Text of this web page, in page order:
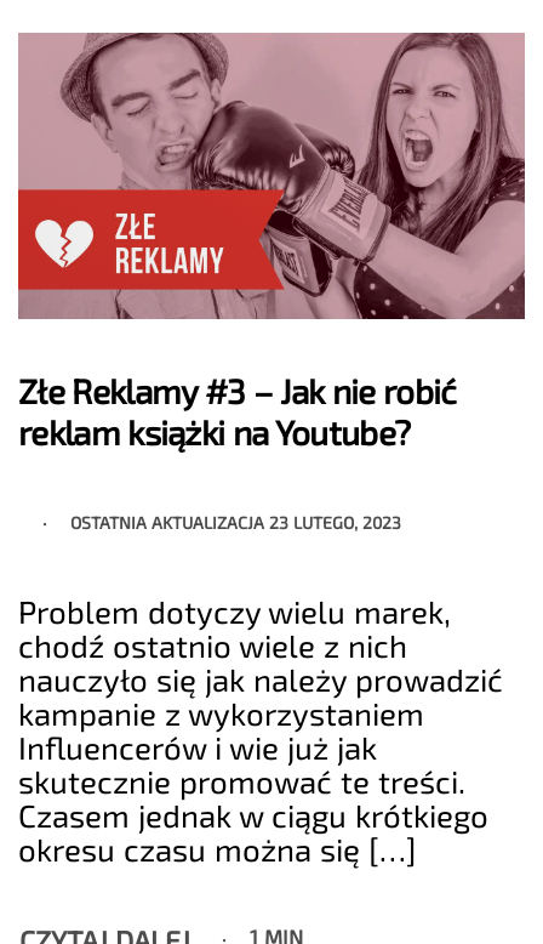
Złe Reklamy #3 – Jak nie robić
reklam książki na Youtube?
OSTATNIA AKTUALIZACJA 23 LUTEGO, 2023
Problem dotyczy wielu marek,
chodź ostatnio wiele z nich
nauczyło się jak należy prowadzić
kampanie z wykorzystaniem
Influencerów i wie już jak
skutecznie promować te treści.
Czasem jednak w ciągu krótkiego
okresu czasu można się […]
1 MIN